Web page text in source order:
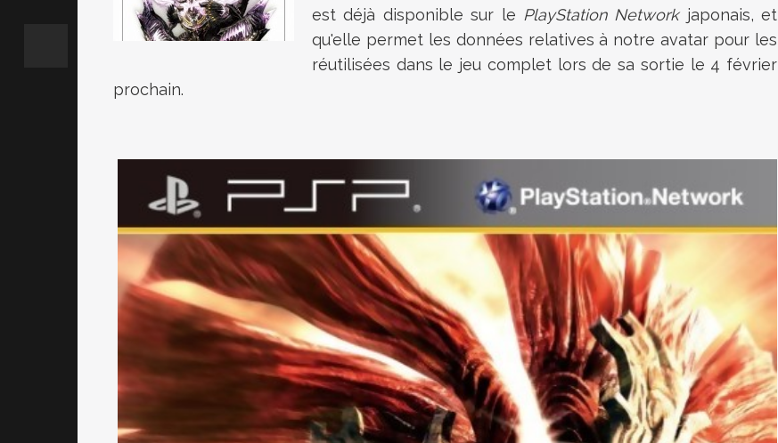
est déjà disponible sur le PlayStation Network japonais, et
qu'elle permet les données relatives à notre avatar pour les
réutilisées dans le jeu complet lors de sa sortie le 4 février
prochain.